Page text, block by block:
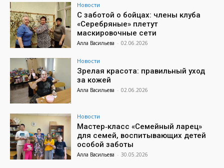
Новости
С заботой о бойцах: члены клуба
«Серебряные» плетут
маскировочные сети
Алла Васильева - 02.06.2026
Новости
Зрелая красота: правильный уход
за кожей
Алла Васильева - 02.06.2026
Новости
Мастер‑класс «Семейный ларец»
для семей, воспитывающих детей
особой заботы
Алла Васильева - 30.05.2026